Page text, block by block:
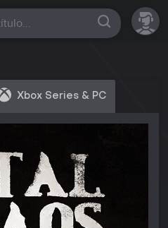
Xbox Series & PC